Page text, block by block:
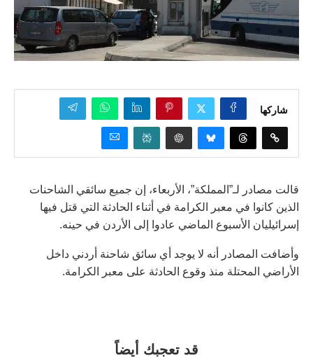
شاركها
قالت مصادر لـ”المملكة”، الأربعاء، إن جميع سائقي الشاحنات
الذين كانوا في معبر الكرامة في أثناء الحادثة التي قتل فيها
إسرائيليان الأسبوع الماضي عادوا إلى الأردن في حينه.
وأضافت المصادر أنه لا يوجد أي سائق شاحنة أردني داخل
الأراضي المحتلة منذ وقوع الحادثة على معبر الكرامة.
قد تعجبك أيضاً